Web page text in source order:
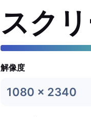
スク
解像度
1080 x 2340